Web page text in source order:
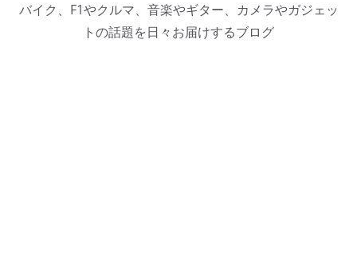
バイク、F1やクルマ、音楽やギター、カメラやガジェッ
トの話題を日々お届けするブログ